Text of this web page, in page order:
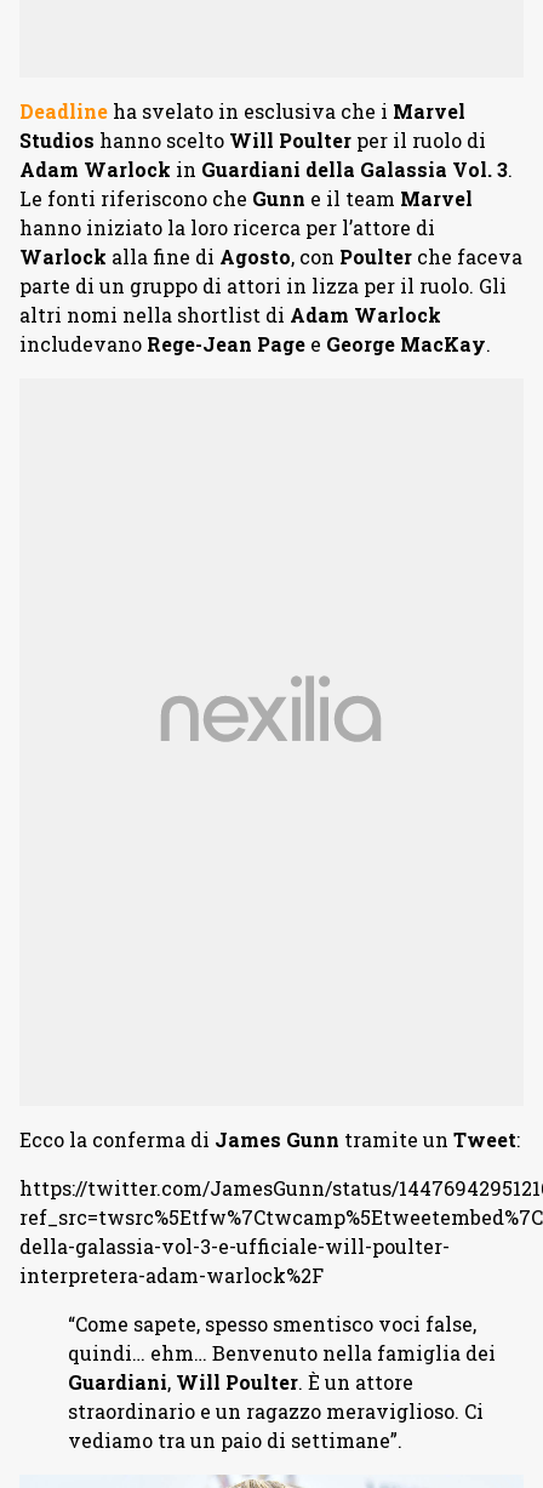
Deadline ha svelato in esclusiva che i Marvel
Studios hanno scelto Will Poulter per il ruolo di
Adam Warlock in Guardiani della Galassia Vol. 3.
Le fonti riferiscono che Gunn e il team Marvel
hanno iniziato la loro ricerca per l’attore di
Warlock alla fine di Agosto, con Poulter che faceva
parte di un gruppo di attori in lizza per il ruolo. Gli
altri nomi nella shortlist di Adam Warlock
includevano Rege-Jean Page e George MacKay.
Ecco la conferma di James Gunn tramite un Tweet:
https://twitter.com/JamesGunn/status/
della-galassia-vol-3-e-ufficiale-will-poulter-
interpretera-adam-warlock%2F
“Come sapete, spesso smentisco voci false,
quindi… ehm… Benvenuto nella famiglia dei
Guardiani, Will Poulter. È un attore
straordinario e un ragazzo meraviglioso. Ci
vediamo tra un paio di settimane”.